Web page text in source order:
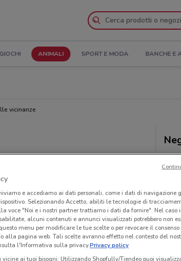
ANIMALI SPORT E MODA BANCHE E
vicinanze
e accediamo ai dati personali, come i dati di navigazione
Selezionando Accetto, abiliti le tecnologie di
voce "Noi e i nostri partner trattiamo i dati da fornire". Nel caso
alcuni contenuti e annunci visualizzati potrebbero non
menu per modificare le tue scelte o per revocare il
alla pagina web. Tali scelte avranno effetto nel contesto del
l'Informativa sulla privacy.Privacy policy
ai tuoi bisogni: Utilizzando Shopfully/Tiendeo puoi